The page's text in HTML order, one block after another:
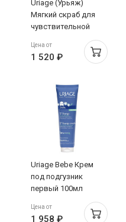
Uriage (Урьяж)
Мягкий скраб для
чувствительной
Цена от
1 520 ₽
Uriage Bebe Крем
под подгузник
первый 100мл
Цена от
1 958 ₽